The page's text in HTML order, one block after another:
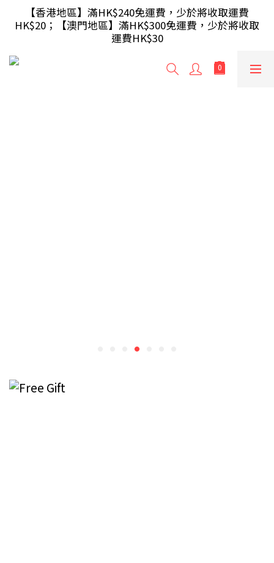
【滿額即送】訂單滿$499 送 USB 無線滑鼠 / 30W USB
充電器 ; 滿$699 再送 AA/AAA 電芯40粒(隨機及根據庫
存調整)
【香港地區】滿HK$240免運費，少於將收取運費
HK$20；【澳門地區】滿HK$300免運費，少於將收取
運費HK$30
【滿額即送】訂單滿$499 送 USB 無線滑鼠 / 30W USB
充電器 ; 滿$699 再送 AA/AAA 電芯40粒(隨機及根據庫